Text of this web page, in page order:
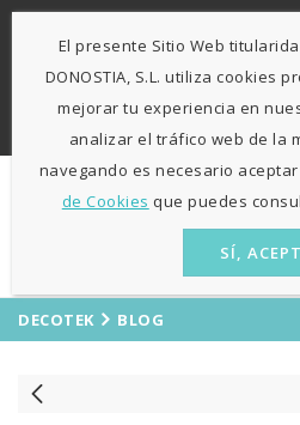
L-V: 9:30h - 13h / 15:30h -
DECOTEK BLOG
El presente Sitio Web
DONOSTIA, S.L. utiliza cookies
mejorar tu experiencia en
analizar el tráfico web de la
navegando es necesario
de Cookies que puedes
SÍ,